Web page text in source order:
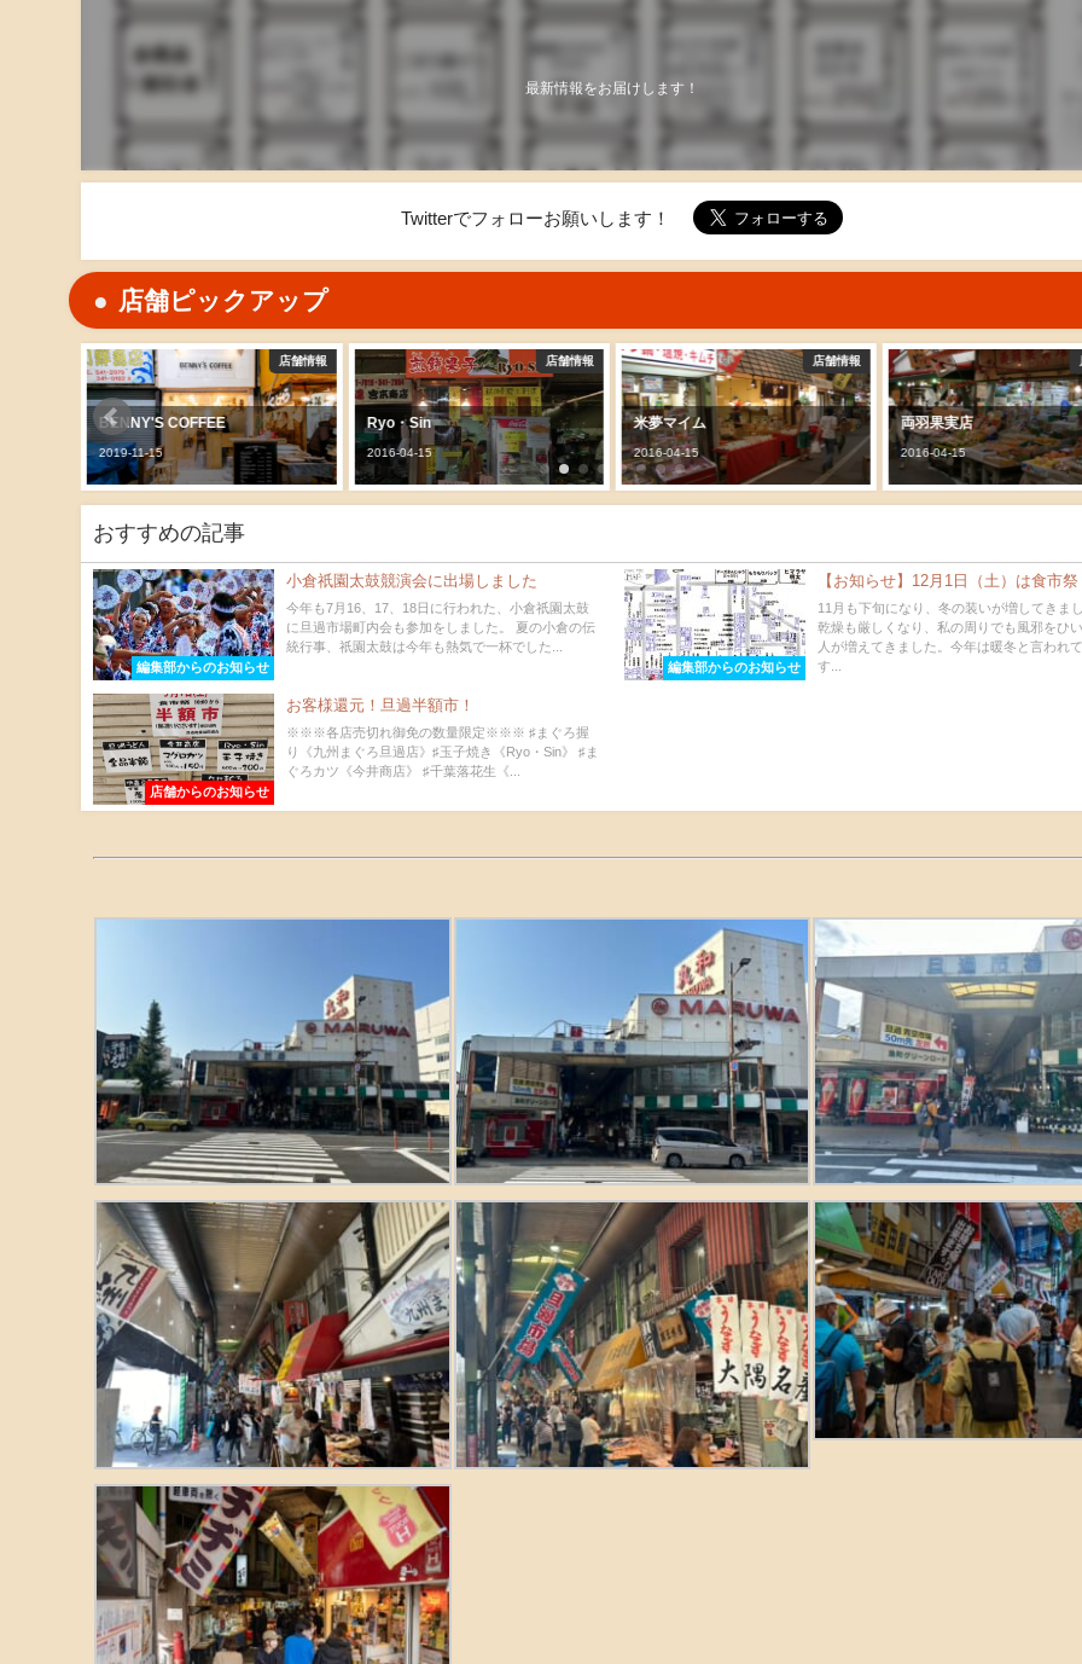
最新情報をお届けします！
Twitterでフォローお願いします！
店舗ピックアップ
店舗情報
BENNY'S COFFEE
2019-11-15
店舗情報
Ryo・Sin
2016-04-15
店舗情報
米夢マイム
2016-04-15
両羽果実店
2016-04-15
おすすめの記事
編集部からのお知らせ
小倉祇園太鼓競演会に出場しました
今年も7月16、17、18日に行われた、小倉祇園太鼓
に旦過市場町内会も参加をしました。 夏の小倉の伝
統行事、祇園太鼓は今年も熱気で一杯でした...
編集部からのお知らせ
【お知らせ】12月1日（土）は食市祭
11月も下旬になり、冬の装いが増してきま
乾燥も厳しくなり、私の周りでも風邪をひ
人が増えてきました。今年は暖冬と言われ
す...
店舗からのお知らせ
お客様還元！旦過半額市！
※※※各店売切れ御免の数量限定※※※ ♯まぐろ握
り《九州まぐろ旦過店》♯玉子焼き《Ryo・Sin》 ♯ま
ぐろカツ《今井商店》 ♯千葉落花生《...